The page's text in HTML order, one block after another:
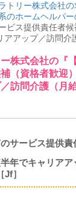
トリー株式会社の
のホームヘルパー
ビス提供責任者
アップ／訪問介
株式会社の『
（資格者歓迎
訪問介護（月
のサービス提供
年でキャリア
Jf］